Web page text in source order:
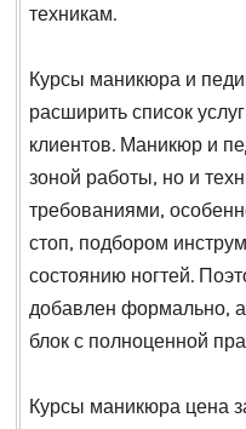
техникам.
Курсы маникюра и
расширить список
клиентов. Маникюр и
зоной работы, но и
требованиями,
стоп, подбором
состоянию ногтей.
добавлен формально, а
блок с полноценной
Курсы маникюра цена